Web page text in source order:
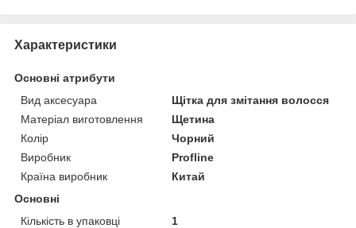
Характеристики
Основні атрибути
Вид аксесуара
Щітка для змітання волосся
Матеріал виготовлення
Щетина
Колір
Чорний
Виробник
Profline
Країна виробник
Китай
Основні
Кількість в упаковці
1